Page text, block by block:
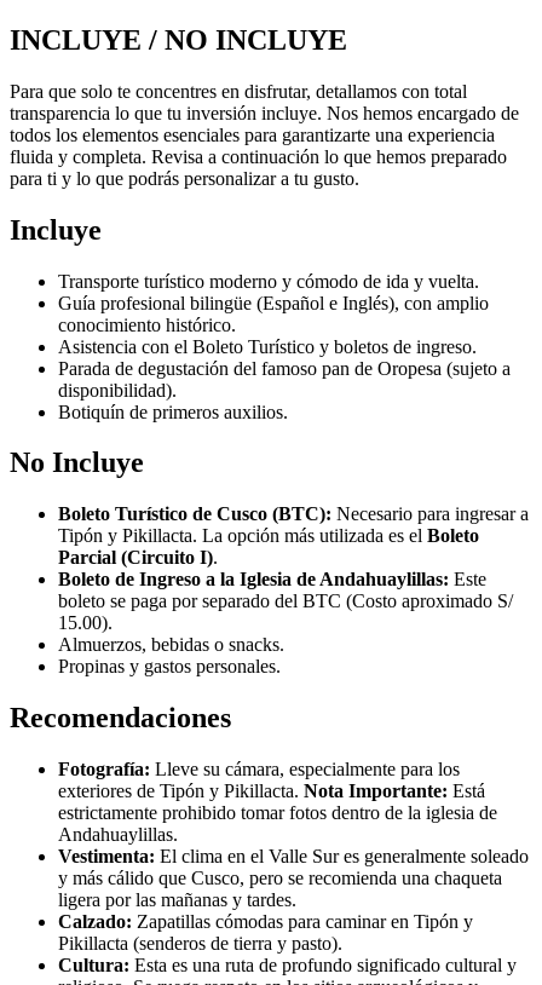
INCLUYE / NO INCLUYE
Para que solo te concentres en disfrutar, detallamos con total
transparencia lo que tu inversión incluye. Nos hemos encargado de
todos los elementos esenciales para garantizarte una experiencia
fluida y completa. Revisa a continuación lo que hemos preparado
para ti y lo que podrás personalizar a tu gusto.
Incluye
Transporte turístico moderno y cómodo de ida y vuelta.
Guía profesional bilingüe (Español e Inglés), con amplio
conocimiento histórico.
Asistencia con el Boleto Turístico y boletos de ingreso.
Parada de degustación del famoso pan de Oropesa (sujeto a
disponibilidad).
Botiquín de primeros auxilios.
No Incluye
Boleto Turístico de Cusco (BTC): Necesario para ingresar a
Tipón y Pikillacta. La opción más utilizada es el Boleto
Parcial (Circuito I).
Boleto de Ingreso a la Iglesia de Andahuaylillas: Este
boleto se paga por separado del BTC (Costo aproximado S/
15.00).
Almuerzos, bebidas o snacks.
Propinas y gastos personales.
Recomendaciones
Fotografía: Lleve su cámara, especialmente para los
exteriores de Tipón y Pikillacta. Nota Importante: Está
estrictamente prohibido tomar fotos dentro de la iglesia de
Andahuaylillas.
Vestimenta: El clima en el Valle Sur es generalmente soleado
y más cálido que Cusco, pero se recomienda una chaqueta
ligera por las mañanas y tardes.
Calzado: Zapatillas cómodas para caminar en Tipón y
Pikillacta (senderos de tierra y pasto).
Cultura: Esta es una ruta de profundo significado cultural y